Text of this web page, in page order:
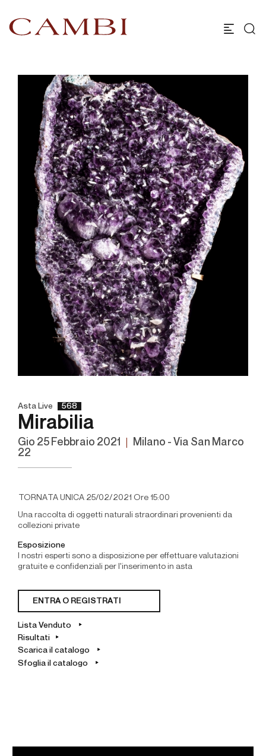
Asta Live 568
Mirabilia
gio 25 Febbraio 2021
Milano - Via San Marco
22
TORNATA UNICA 25/02/2021 Ore 15:00
Una raccolta di oggetti naturali straordinari provenienti da
collezioni private
Esposizione
I nostri esperti sono a disposizione per effettuare valutazioni
gratuite e confidenziali per l'inserimento in asta
ENTRA O REGISTRATI
Lista Venduto
Risultati
Scarica il catalogo
Sfoglia il catalogo